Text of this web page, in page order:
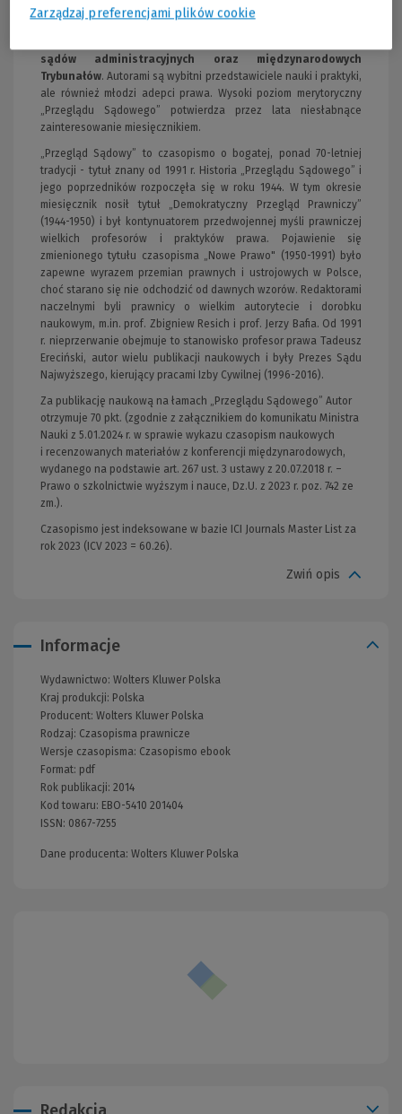
Miesięcznik zawiera artykuły i glosy do orzeczeń:
Konstytucyjnego, Sądu Najwyższego, sądów apelacyjnych,
sądów administracyjnych oraz międzynarodowych
Trybunałów. Autorami są wybitni przedstawiciele nauki i praktyki,
ale również młodzi adepci prawa. Wysoki poziom merytoryczny
„Przeglądu Sądowego” potwierdza przez lata niesłabnące
zainteresowanie miesięcznikiem.
„Przegląd Sądowy” to czasopismo o bogatej, ponad 70-letniej
tradycji - tytuł znany od 1991 r. Historia „Przeglądu Sądowego” i
jego poprzedników rozpoczęła się w roku 1944. W tym okresie
miesięcznik nosił tytuł „Demokratyczny Przegląd Prawniczy”
(1944-1950) i był kontynuatorem przedwojennej myśli prawniczej
wielkich profesorów i praktyków prawa. Pojawienie się
zmienionego tytułu czasopisma „Nowe Prawo" (1950-1991) było
zapewne wyrazem przemian prawnych i ustrojowych w Polsce,
choć starano się nie odchodzić od dawnych wzorów. Redaktorami
naczelnymi byli prawnicy o wielkim autorytecie i dorobku
naukowym, m.in. prof. Zbigniew Resich i prof. Jerzy Bafia. Od 1991
r. nieprzerwanie obejmuje to stanowisko profesor prawa Tadeusz
Ereciński, autor wielu publikacji naukowych i były Prezes Sądu
Najwyższego, kierujący pracami Izby Cywilnej (1996-2016).
Za publikację naukową na łamach „Przeglądu Sądowego” Autor
otrzymuje 70 pkt. (zgodnie z załącznikiem do komunikatu Ministra
Nauki z 5.01.2024 r. w sprawie wykazu czasopism naukowych
i recenzowanych materiałów z konferencji międzynarodowych,
wydanego na podstawie art. 267 ust. 3 ustawy z 20.07.2018 r. –
Prawo o szkolnictwie wyższym i nauce, Dz.U. z 2023 r. poz. 742 ze
zm.).
Czasopismo jest indeksowane w bazie ICI Journals Master List za
rok 2023 (ICV 2023 = 60.26).
Zwiń opis
Informacje
Wydawnictwo: Wolters Kluwer Polska
Kraj produkcji: Polska
Producent: Wolters Kluwer Polska
Rodzaj: Czasopisma prawnicze
Wersje czasopisma: Czasopismo ebook
Format: pdf
Rok publikacji: 2014
Kod towaru: EBO-5410 201404
ISSN: 0867-7255
Dane producenta: Wolters Kluwer Polska
Redakcja
Zarządzaj preferencjami plików cookie